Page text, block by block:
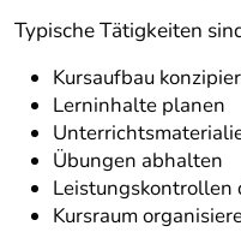
Typische Tätigkeiten
Kursaufbau
Lerninhalte planen
Übungen abhalten
Leistungskontrollen
Kursraum